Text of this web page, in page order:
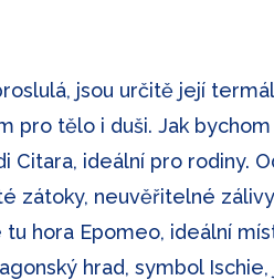
jsou určitě její
pro tělo i duši. Jak
Citara, ideální pro rodiny.
zátoky, neuvěřitelné
hora Epomeo, ideální
hrad, symbol